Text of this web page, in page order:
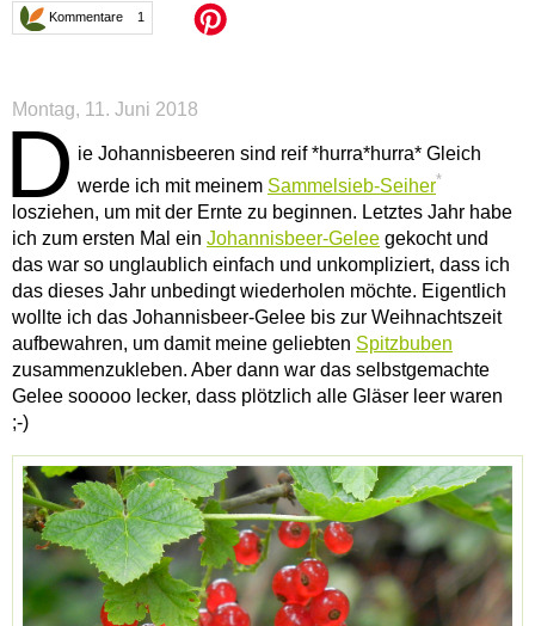
Kommentare 1
Montag, 11. Juni 2018
D ie Johannisbeeren sind reif *hurra*hurra* Gleich
werde ich mit meinem Sammelsieb-Seiher*
losziehen, um mit der Ernte zu beginnen. Letztes Jahr habe
ich zum ersten Mal ein Johannisbeer-Gelee gekocht und
das war so unglaublich einfach und unkompliziert, dass ich
das dieses Jahr unbedingt wiederholen möchte. Eigentlich
wollte ich das Johannisbeer-Gelee bis zur Weihnachtszeit
aufbewahren, um damit meine geliebten Spitzbuben
zusammenzukleben. Aber dann war das selbstgemachte
Gelee sooooo lecker, dass plötzlich alle Gläser leer waren
;-)